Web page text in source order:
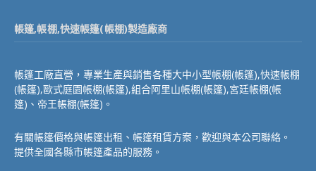
帳篷,帳棚,快速帳篷(帳棚)製造廠商
帳篷工廠直營，專業生產與銷售各種大中小型帳棚(帳篷),快速帳棚
(帳篷),歐式庭園帳棚(帳篷),組合阿里山帳棚(帳篷),宮廷帳棚(帳
篷)、帝王帳棚(帳篷)。
有關帳篷價格與帳篷出租、帳篷租賃方案，歡迎與本公司聯絡。
提供全國各縣市帳篷產品的服務。